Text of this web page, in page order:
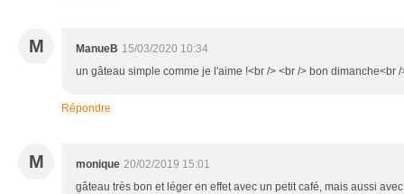
M ManueB 15/03/2020 10:34
un gâteau simple comme je l'aime !<br /> <br /> bon dimanche<br
Répondre
M monique 20/02/2019 15:01
gâteau très bon et léger en effet avec un petit café, mais aussi